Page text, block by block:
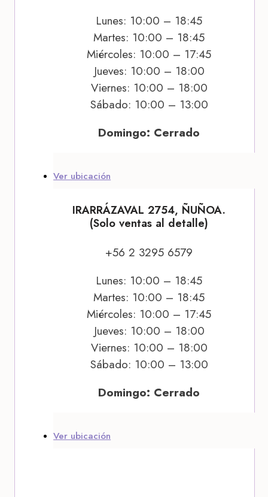
Lunes: 10:00 – 18:45
Martes: 10:00 – 18:45
Miércoles: 10:00 – 17:45
Jueves: 10:00 – 18:00
Viernes: 10:00 – 18:00
Sábado: 10:00 – 13:00
Domingo: Cerrado
Ver ubicación
IRARRÁZAVAL 2754, ÑUÑOA.
(Solo ventas al detalle)
+56 2 3295 6579
Lunes: 10:00 – 18:45
Martes: 10:00 – 18:45
Miércoles: 10:00 – 17:45
Jueves: 10:00 – 18:00
Viernes: 10:00 – 18:00
Sábado: 10:00 – 13:00
Domingo: Cerrado
Ver ubicación